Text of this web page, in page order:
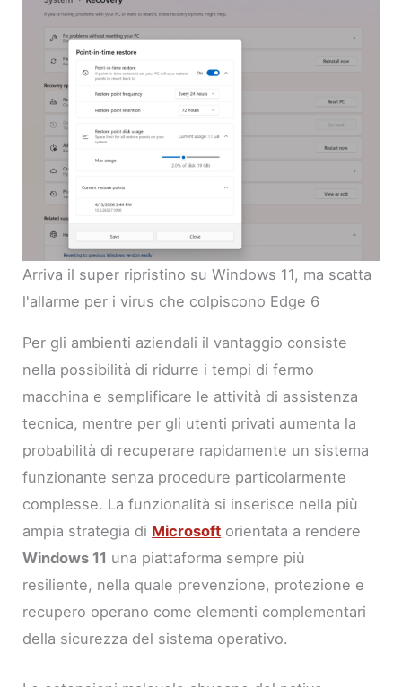
Arriva il super ripristino su Windows 11, ma scatta
l'allarme per i virus che colpiscono Edge 6
Per gli ambienti aziendali il vantaggio consiste
nella possibilità di ridurre i tempi di fermo
macchina e semplificare le attività di assistenza
tecnica, mentre per gli utenti privati aumenta la
probabilità di recuperare rapidamente un sistema
funzionante senza procedure particolarmente
complesse. La funzionalità si inserisce nella più
ampia strategia di Microsoft orientata a rendere
Windows 11 una piattaforma sempre più
resiliente, nella quale prevenzione, protezione e
recupero operano come elementi complementari
della sicurezza del sistema operativo.